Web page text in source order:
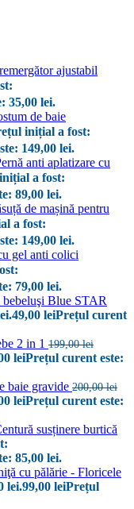
ajustabil
35,00 lei.
de baie
inițial a fost:
149,00 lei.
anti aplatizare cu
a fost:
89,00 lei.
de mașină pentru
a fost:
149,00 lei.
gel anti colici
79,00 lei.
bebeluşi Blue STAR
49,00 leiPrețul curent
2 in 1 199,00lei
leiPrețul curent este:
baie gravide 200,00lei
leiPrețul curent este:
susținere burtică
85,00 lei.
cu pălărie - Floricele
lei.99,00 leiPrețul